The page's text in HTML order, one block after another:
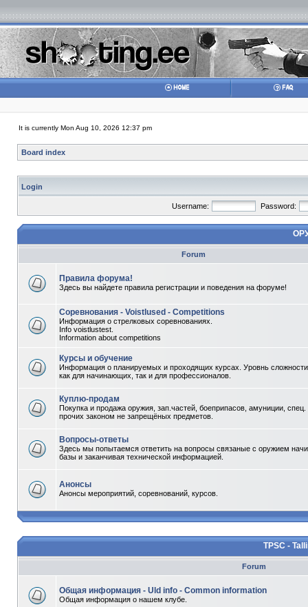
It is currently Mon Aug 10, 2026 12:37 pm
Board index
Login
Username: Password:
Forum
Правила форума!
Здесь вы найдете правила регистрации и поведения на форуме!
Соревнования - Voistlused - Competitions
Информация о стрелковых соревнованиях.
Info voistlustest.
Information about competitions
Курсы и обучение
Информация о планируемых и проходящих курсах. Уровнь
как для начинающих, так и для профессионалов.
Куплю-продам
Покупка и продажа оружия, зап.частей, боеприпасов, амуниции, спец.
прочих законом не запрещёных предметов.
Вопросы-ответы
Здесь мы попытаемся ответить на вопросы связаные с оружием
базы и заканчивая технической информацией.
Анонсы
Анонсы мероприятий, соревнований, курсов.
TPSC -
Forum
Общая информация - Uld info - Common information
Общая информация о нашем клубе.